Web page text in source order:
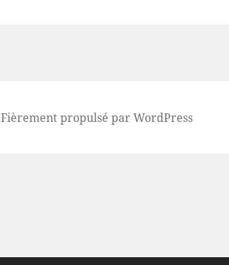
Fièrement propulsé par WordPress